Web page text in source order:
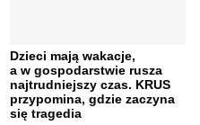
Dzieci mają wakacje,
a w gospodarstwie rusza
najtrudniejszy czas. KRUS
przypomina, gdzie zaczyna
się tragedia